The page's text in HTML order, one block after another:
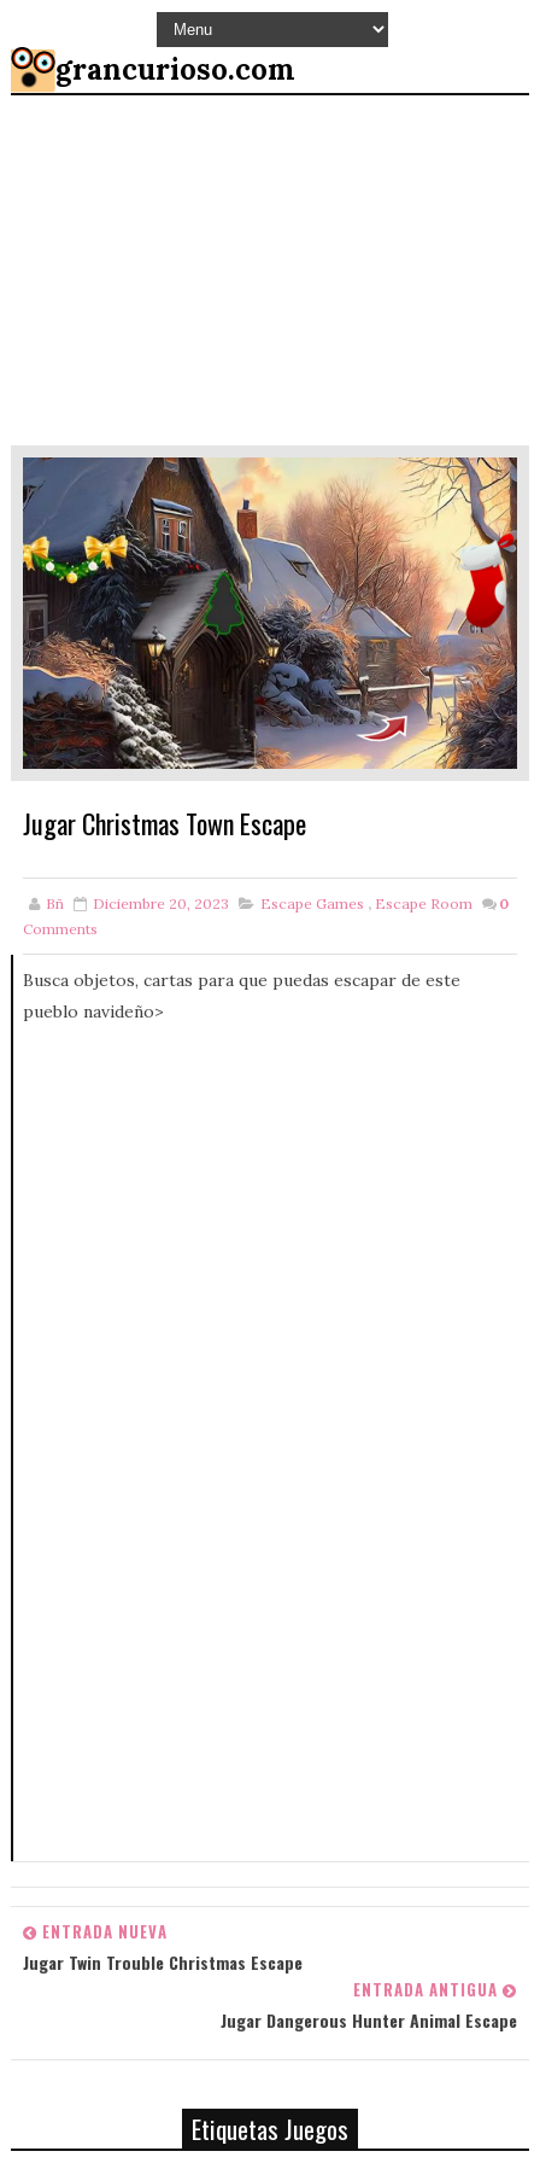
grancurioso.com
Jugar Christmas Town Escape
Bñ Diciembre 20, 2023 Escape Games , Escape Room
0
Comments
Busca objetos, cartas para que puedas escapar de este
pueblo navideño>
ENTRADA NUEVA
Jugar Twin Trouble Christmas Escape
ENTRADA ANTIGUA
Jugar Dangerous Hunter Animal Escape
Etiquetas Juegos